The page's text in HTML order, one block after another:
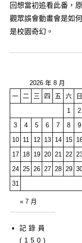
回想當初追看此番，
觀眾誤會動畫會是如
是校園奇幻。
2026 年 8 月
一
二 三 四 五 六
日
1
2
3
4 5 6 7 8
9
10
11 12 13 14 15
17
18 19 20 21 22
24
25 26 27 28 29
31
« 7 月
記錄員
(150)